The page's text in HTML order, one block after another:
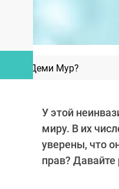
Деми Мур?
У этой
миру. В их
уверены, что
прав? Давайте